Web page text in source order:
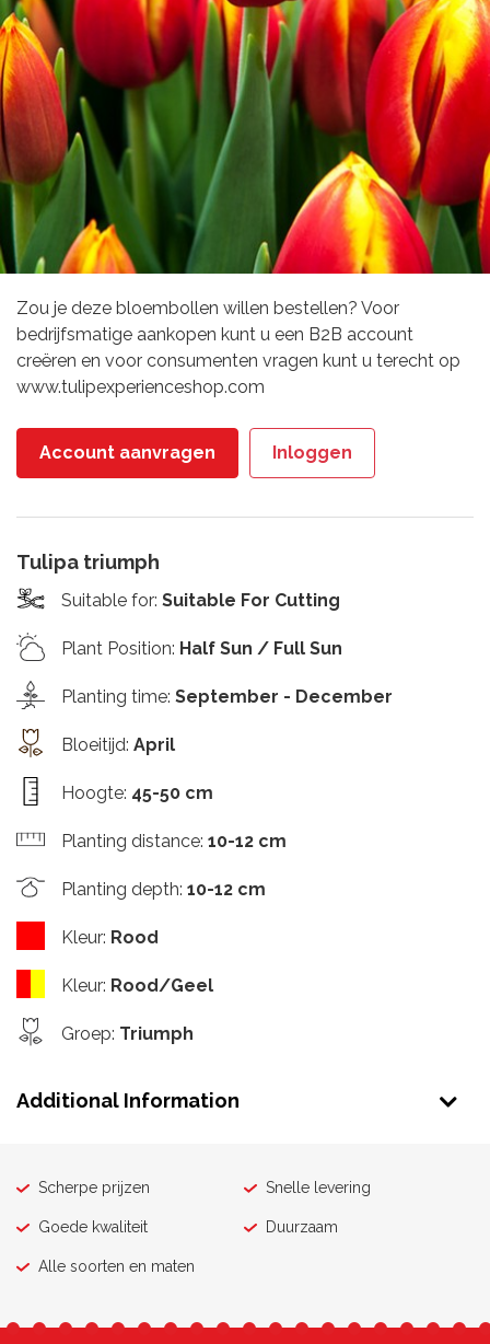
Zou je deze bloembollen willen bestellen? Voor
bedrijfsmatige aankopen kunt u een B2B account
creëren en voor consumenten vragen kunt u terecht op
www.tulipexperienceshop.com
Account aanvragen Inloggen
Tulipa triumph
Suitable for: Suitable For Cutting
Plant Position: Half Sun / Full Sun
Planting time: September - December
Bloeitijd: April
Hoogte: 45-50 cm
Planting distance: 10-12 cm
Planting depth: 10-12 cm
Kleur: Rood
Kleur: Rood/Geel
Groep: Triumph
Additional Information
Scherpe prijzen Snelle levering
Goede kwaliteit Duurzaam
Alle soorten en maten